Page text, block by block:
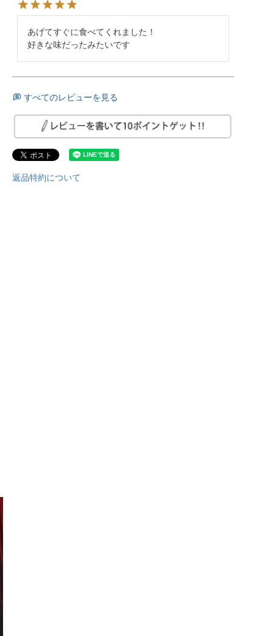
あげてすぐに食べてくれました！
好きな味だったみたいです
すべてのレビューを見る
返品特約について